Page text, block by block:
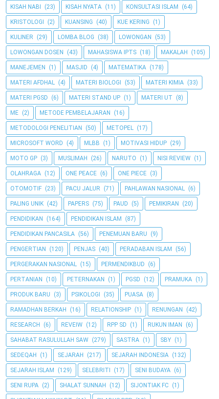
KISAH NABI (23) KISAH NYATA (11) KONSULTASI ISLAM (64)
KRISTOLOGI (2) KUANSING (40) KUE KERING (1)
KULINER (29) LOMBA BLOG (38) LOWONGAN (53)
LOWONGAN DOSEN (43) MAHASISWA IPTS (18) MAKALAH (105)
MANEJEMEN (1) MASJID (4) MATEMATIKA (178)
MATERI AFDHAL (4) MATERI BIOLOGI (53) MATERI KIMIA (33)
MATERI PGSD (6) MATERI STAND UP (1) MATERI UT (8)
ME (2) METODE PEMBELAJARAN (16)
METODOLOGI PENELITIAN (50) METOPEL (17)
MICROSOFT WORD (4) MLBB (1) MOTIVASI HIDUP (29)
MOTO GP (3) MUSLIMAH (26) NARUTO (1) NISI REVIEW (1)
OLAHRAGA (12) ONE PEACE (6) ONE PIECE (3)
OTOMOTIF (23) PACU JALUR (71) PAHLAWAN NASIONAL (6)
PALING UNIK (42) PAPERS (75) PAUD (5) PEMIKIRAN (20)
PENDIDIKAN (164) PENDIDIKAN ISLAM (87)
PENDIDIKAN PANCASILA (56) PENEMUAN BARU (9)
PENGERTIAN (120) PENJAS (40) PERADABAN ISLAM (56)
PERGERAKAN NASIONAL (15) PERMENDIKBUD (6)
PERTANIAN (10) PETERNAKAN (1) PGSD (12) PRAMUKA (1)
PRODUK BARU (3) PSIKOLOGI (35) PUASA (8)
RAMADHAN BERKAH (16) RELATIONSHIP (1) RENUNGAN (42)
RESEARCH (6) REVEIW (12) RPP SD (1) RUKUN IMAN (6)
SAHABAT RASULULLAH SAW (279) SASTRA (1) SBY (1)
SEDEQAH (1) SEJARAH (217) SEJARAH INDONESIA (132)
SEJARAH ISLAM (129) SELEBRITI (17) SENI BUDAYA (6)
SENI RUPA (2) SHALAT SUNNAH (12) SIJONTIAK FC (1)